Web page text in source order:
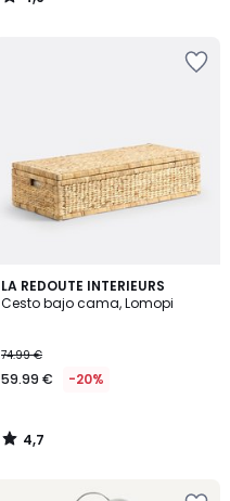
/
LA REDOUTE INTERIEURS
Cesto bajo cama, Lomopi
74.99 €
59.99 € -20%
4,7
/ 5
4,7
/